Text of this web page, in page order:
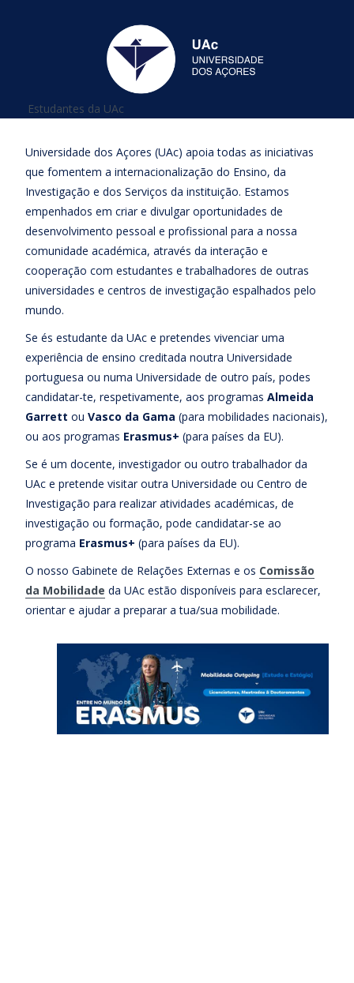
Está aqui
Estudantes da UAc
Universidade dos Açores (UAc) apoia todas as iniciativas
que fomentem a internacionalização do Ensino, da
Investigação e dos Serviços da instituição. Estamos
empenhados em criar e divulgar oportunidades de
desenvolvimento pessoal e profissional para a nossa
comunidade académica, através da interação e
cooperação com estudantes e trabalhadores de outras
universidades e centros de investigação espalhados pelo
mundo.
Se és estudante da UAc e pretendes vivenciar uma
experiência de ensino creditada noutra Universidade
portuguesa ou numa Universidade de outro país, podes
candidatar-te, respetivamente, aos programas Almeida
Garrett ou Vasco da Gama (para mobilidades nacionais),
ou aos programas Erasmus+ (para países da EU).
Se é um docente, investigador ou outro trabalhador da
UAc e pretende visitar outra Universidade ou Centro de
Investigação para realizar atividades académicas, de
investigação ou formação, pode candidatar-se ao
programa Erasmus+ (para países da EU).
O nosso Gabinete de Relações Externas e os Comissão
da Mobilidade da UAc estão disponíveis para esclarecer,
orientar e ajudar a preparar a tua/sua mobilidade.